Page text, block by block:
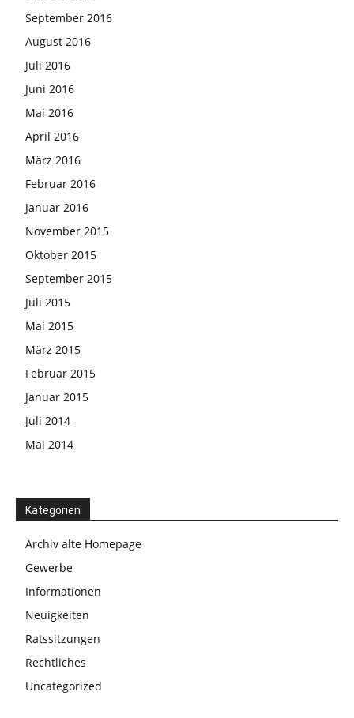
September 2016
August 2016
Juli 2016
Juni 2016
Mai 2016
April 2016
März 2016
Februar 2016
Januar 2016
November 2015
Oktober 2015
September 2015
Juli 2015
Mai 2015
März 2015
Februar 2015
Januar 2015
Juli 2014
Mai 2014
Kategorien
Archiv alte Homepage
Gewerbe
Informationen
Neuigkeiten
Ratssitzungen
Rechtliches
Uncategorized